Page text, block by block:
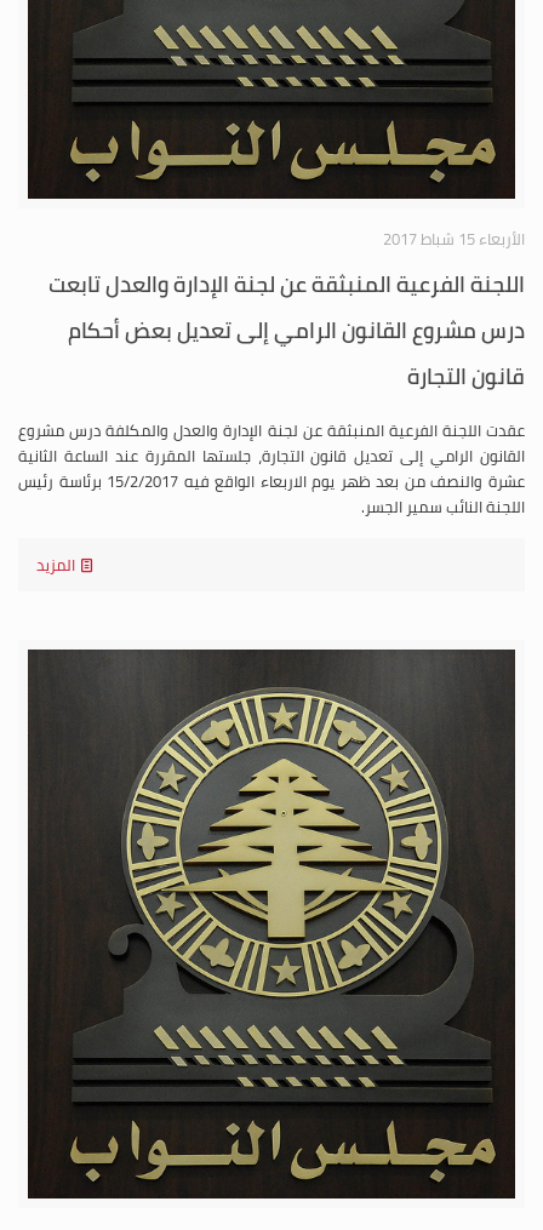
الأربعاء 15 شباط 2017
اللجنة الفرعية المنبثقة عن لجنة الإدارة والعدل تابعت
درس مشروع القانون الرامي إلى تعديل بعض أحكام
قانون التجارة
عقدت اللجنة الفرعية المنبثقة عن لجنة الإدارة والعدل والمكلفة درس مشروع
القانون الرامي إلى تعديل قانون التجارة، جلستها المقررة عند الساعة الثانية
عشرة والنصف من بعد ظهر يوم الاربعاء الواقع فيه 15/2/2017 برئاسة رئيس
اللجنة النائب سمير الجسر.
المزيد